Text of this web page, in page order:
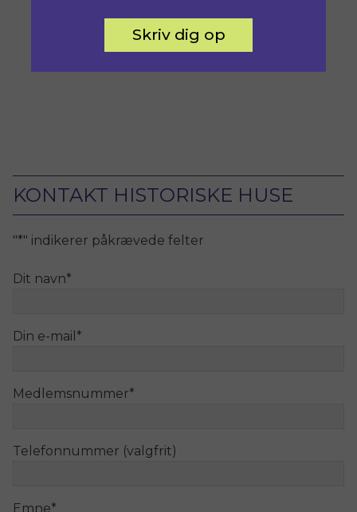
KONTAKT HISTORISKE HUSE
"*" indikerer påkrævede felter
Dit navn*
Din e-mail *
Medlemsnummer*
Telefonnummer (valgfrit)
Emne*
Skriv dig op